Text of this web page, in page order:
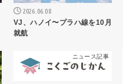
2026.06.08
VJ、ハノイ〜プラハ線を10月
就航
ニュース記事